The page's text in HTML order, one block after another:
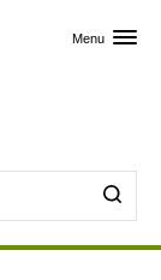
Menu